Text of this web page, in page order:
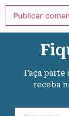
Faça parte
receba